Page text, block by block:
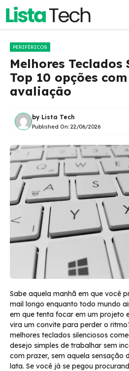
Pular
o
PERIFÉRICOS
Melhores Teclados
Top 10 opções
avaliação
by Lista Tech
Published On: 22/06/2026
Sabe aquela manhã em que você
mail longo enquanto todo mundo
em que tenta focar em um projeto
vira um convite para perder o
melhores teclados silenciosos
desejo simples de trabalhar sem
com prazer, sem aquela sensação
lata. Se você já se pegou